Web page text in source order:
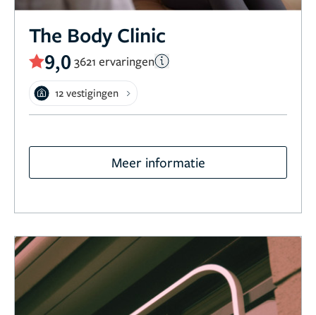
The Body Clinic
9,0 3621 ervaringen
12 vestigingen
Meer informatie